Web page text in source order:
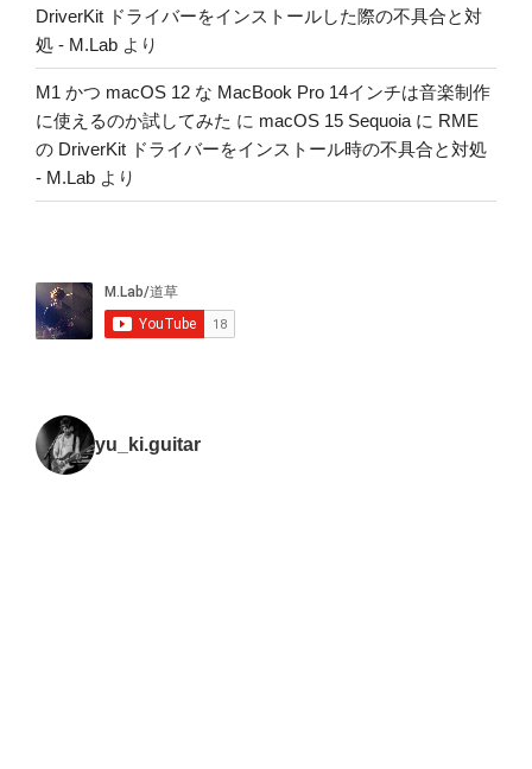
DriverKit ドライバーをインストールした際の不具合と対
処 - M.Lab より
M1 かつ macOS 12 な MacBook Pro 14インチは音楽制作
に使えるのか試してみた に macOS 15 Sequoia に RME
の DriverKit ドライバーをインストール時の不具合と対処
- M.Lab より
yu_ki.guitar